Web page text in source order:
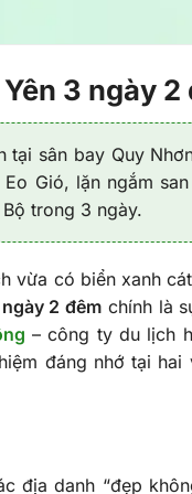
3 ngày 2
tại sân bay Quy
Gió, lặn ngắm
trong 3 ngày.
vừa có biển xanh
2 đêm chính là
– công ty du lịch
đáng nhớ tại
địa danh “đẹp